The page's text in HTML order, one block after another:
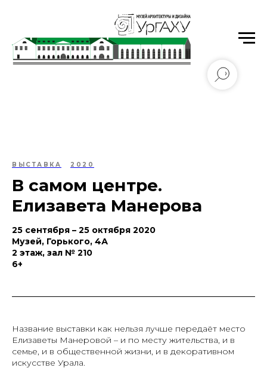
Уральский государственный архитектурно-
художественный университет имени Н.С. Алфёрова
ВЫСТАВКА 2020
В самом центре.
Елизавета Манерова
25 сентября – 25 октября 2020
Музей, Горького, 4А
2 этаж, зал № 210
6+
Название выставки как нельзя лучше передаёт место
Елизаветы Манеровой – и по месту жительства, и в
семье, и в общественной жизни, и в декоративном
искусстве Урала.